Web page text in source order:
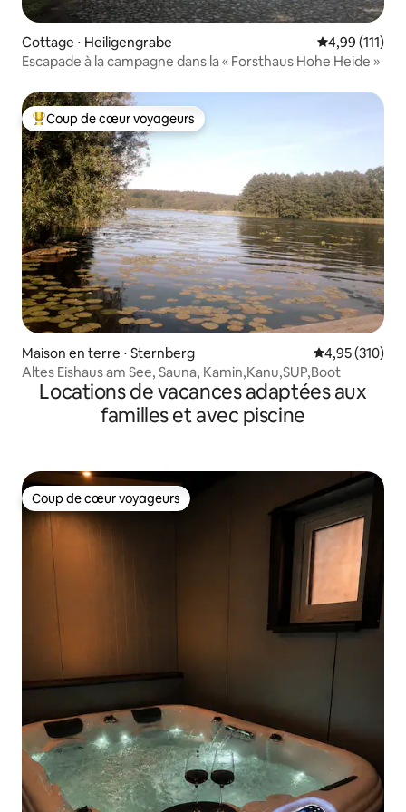
Cottage ⋅ Heiligengrabe Évaluation
4,99 (111)
Escapade à la campagne dans la « Forsthaus Hohe Heide »
Coups de cœur voyageurs les plus appréciés
Coup de cœur voyageurs
Maison en terre ⋅ Sternberg Évaluation
4,95 (310)
Altes Eishaus am See, Sauna, Kamin,Kanu,SUP,Boot
Locations de vacances adaptées aux
familles et avec piscine
Coup de cœur voyageurs
Coup de cœur voyageurs